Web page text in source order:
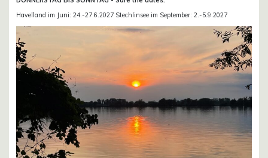
Havelland im Juni: 24.-27.6.2027 Stechlinsee im September: 2.-5.9.2027